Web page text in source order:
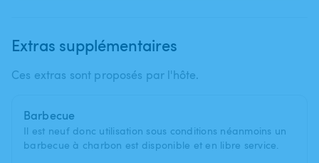
Extras supplémentaires
Ces extras sont proposés par l'hôte.
Barbecue
Il est neuf donc utilisation sous conditions néanmoins un
barbecue à charbon est disponible et en libre service.